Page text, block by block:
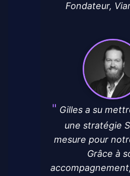
Fondateur,
Gilles a su
une stratégie
mesure pour
Grâce à